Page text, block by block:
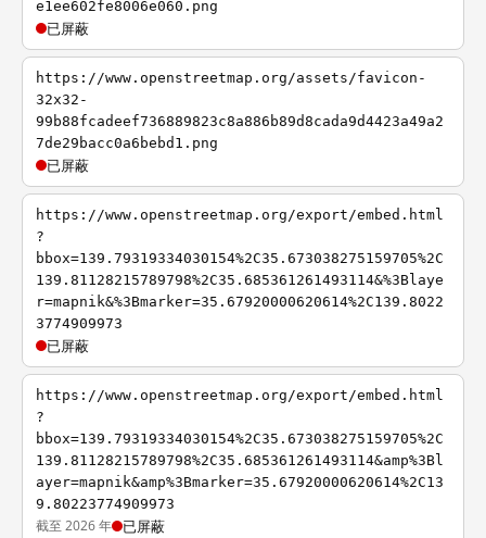
e1ee602fe8006e060.png
已屏蔽
https://www.openstreetmap.org/assets/favicon-
32x32-
99b88fcadeef736889823c8a886b89d8cada9d4423a49a2
7de29bacc0a6bebd1.png
已屏蔽
https://www.openstreetmap.org/export/embed.html
?
bbox=139.79319334030154%2C35.673038275159705%2C
139.81128215789798%2C35.685361261493114&%3Blaye
r=mapnik&%3Bmarker=35.67920000620614%2C139.8022
3774909973
已屏蔽
https://www.openstreetmap.org/export/embed.html
?
bbox=139.79319334030154%2C35.673038275159705%2C
139.81128215789798%2C35.685361261493114&amp%3Bl
ayer=mapnik&amp%3Bmarker=35.67920000620614%2C13
9.80223774909973
截至 2026 年 已屏蔽